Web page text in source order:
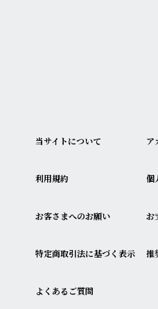
当サイトについて ア
利用規約 個
お客さまへのお願い お
特定商取引法に基づく表示 推
よくあるご質問